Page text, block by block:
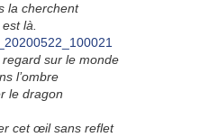
la cherchent
là.
sur le monde
l’ombre
le dragon
cet œil sans reflet